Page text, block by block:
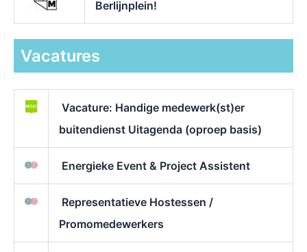
Berlijnplein!
Vacatures
Vacature: Handige medewerk(st)er
buitendienst Uitagenda (oproep basis)
Energieke Event & Project Assistent
Representatieve Hostessen /
Promomedewerkers